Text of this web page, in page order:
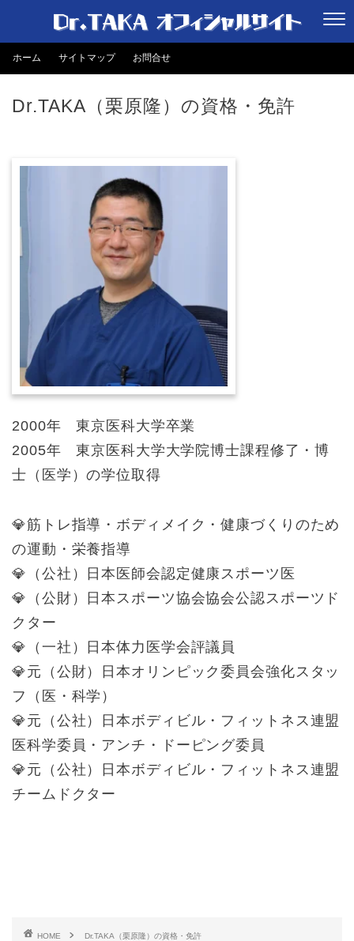
ホーム サイトマップ お問合せ
Dr.TAKA（栗原隆）の資格・免許
2000年 東京医科大学卒業
2005年 東京医科大学大学院博士課程修了・博
士（医学）の学位取得
💎筋トレ指導・ボディメイク・健康づくりのため
の運動・栄養指導
💎（公社）日本医師会認定健康スポーツ医
💎（公財）日本スポーツ協会協会公認スポーツド
クター
💎（一社）日本体力医学会評議員
💎元（公財）日本オリンピック委員会強化スタッ
フ（医・科学）
💎元（公社）日本ボディビル・フィットネス連盟
医科学委員・アンチ・ドーピング委員
💎元（公社）日本ボディビル・フィットネス連盟
チームドクター
HOME Dr.TAKA（栗原隆）の資格・免許